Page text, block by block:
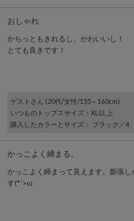
おしゃれ
かちっともきれるし、かわいいし！
とても良きです！
ゲスト さん (20代/女性/155～160cm)
いつものトップスサイズ ：XL以 上
購入したカラーとサイズ ： ブラック／4
かっこよく締まる。
かっこよく締まって見えます。膨張
す(*´>ω